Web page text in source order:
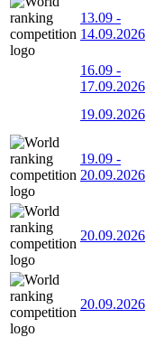
13.09 -
14.09.2026
16.09 -
17.09.2026
19.09.2026
19.09 -
20.09.2026
20.09.2026
20.09.2026